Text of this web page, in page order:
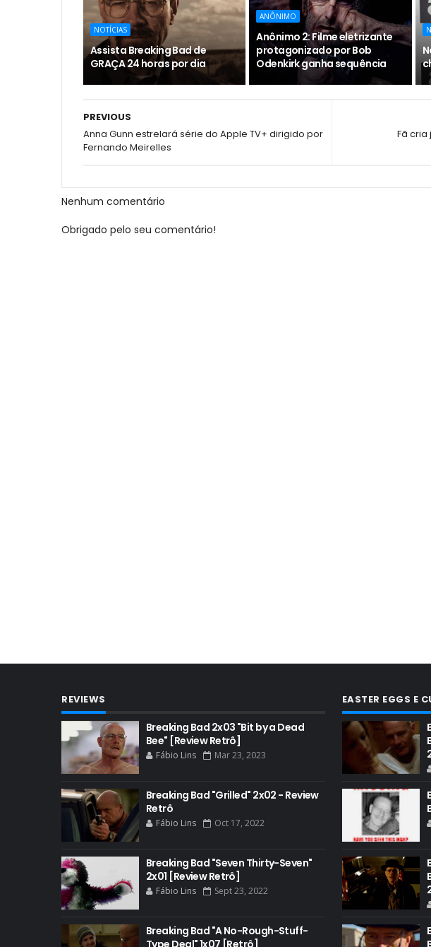
NOTÍCIAS
Assista Breaking Bad de
GRAÇA 24 horas por dia
ANÔNIMO
Anônimo 2: Filme eletrizante
protagonizado por Bob
Odenkirk ganha sequência
Fã
PREVIOUS
Anna Gunn estrelará série do Apple TV+ dirigido por
Fernando Meirelles
Nenhum comentário
Obrigado pelo seu comentário!
REVIEWS
Breaking Bad 2x03 "Bit by a Dead
Bee" [Review Retrô]
Fábio Lins Mar 23, 2023
Breaking Bad "Grilled" 2x02 - Review
Retrô
Fábio Lins Oct 17, 2022
Breaking Bad "Seven Thirty-Seven"
2x01 [Review Retrô]
Fábio Lins Sept 23, 2022
Breaking Bad "A No-Rough-Stuff-
Type Deal" 1x07 [Retrô]
EASTER EGGS E